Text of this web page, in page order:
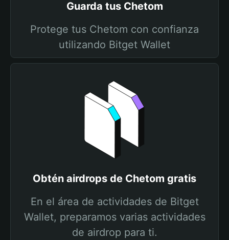
Guarda tus Chetom
Protege tus Chetom con confianza
utilizando Bitget Wallet
Obtén airdrops de Chetom gratis
En el área de actividades de Bitget
Wallet, preparamos varias actividades
de airdrop para ti.